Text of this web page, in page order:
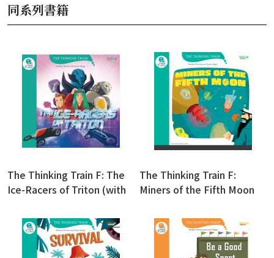
同系列書籍
The Thinking Train F: The
Ice-Racers of Triton (with
Game Access Code)
The Thinking Train F:
Miners of the Fifth Moon
WebSource+Online Game
Access Code)